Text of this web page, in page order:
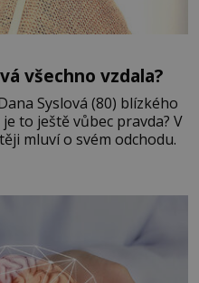
všechno vzdala?
Syslová (80) blízkého
to ještě vůbec pravda? V
mluví o svém odchodu.